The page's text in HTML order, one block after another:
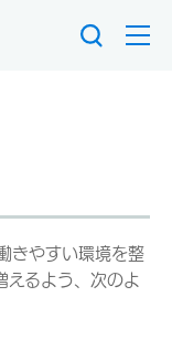
きやすい環境を整
えるよう、次のよ